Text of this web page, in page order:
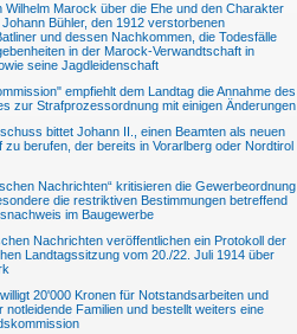
Wilhelm Marock über die Ehe und den Charakter
Bühler, den 1912 verstorbenen
und dessen Nachkommen, die Todesfälle
in der Marock-Verwandtschaft in
seine Jagdleidenschaft
empfiehlt dem Landtag die Annahme des
zur Strafprozessordnung mit einigen Änderungen
bittet Johann II., einen Beamten als neuen
zu berufen, der bereits in Vorarlberg oder Nordtirol
Nachrichten“ kritisieren die Gewerbeordnung
die restriktiven Bestimmungen betreffend
im Baugewerbe
Nachrichten veröffentlichen ein Protokoll der
Landtagssitzung vom 20./22. Juli 1914 über
20'000 Kronen für Notstandsarbeiten und
notleidende Familien und bestellt weiters eine